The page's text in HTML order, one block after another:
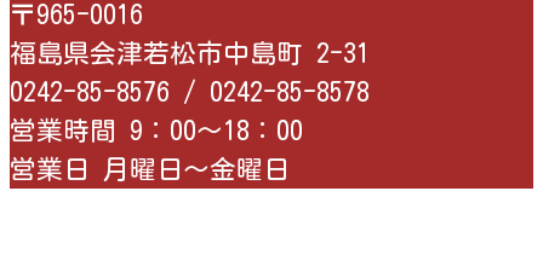
〒965-0016
福島県会津若松市中島町 2-31
0242-85-8576 / 0242-85-8578
営業時間 9：00〜18：00
営業日 月曜日〜金曜日